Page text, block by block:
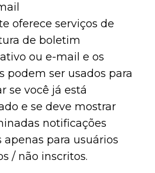
oferece serviços de
de boletim
ou e-mail e os
podem ser usados ​​para
se você já está
e se deve mostrar
notificações
apenas para usuários
/ não inscritos.